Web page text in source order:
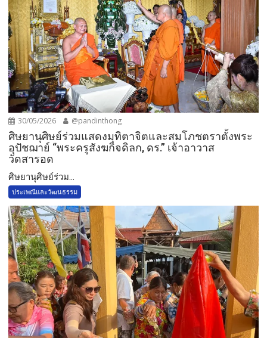
30/05/2026 @pandinthong
ศิษยานุศิษย์ร่วมแสดงมุทิตาจิตและสมโภชตราตั้งพระ
อุปัชฌาย์ “พระครูสังฆกิจดิลก, ดร.” เจ้าอาวาส
วัดสารอด
ศิษยานุศิษย์ร่วม...
ประเพณีและวัฒนธรรม